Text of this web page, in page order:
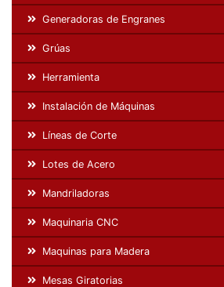
Generadoras de Engranes
Grúas
Herramienta
Instalación de Máquinas
Líneas de Corte
Lotes de Acero
Mandriladoras
Maquinaria CNC
Maquinas para Madera
Mesas Giratorias